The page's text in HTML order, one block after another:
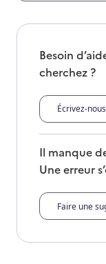
Besoin
cherchez ?
Écrivez-nous
Il manque
Une erreur
Faire une